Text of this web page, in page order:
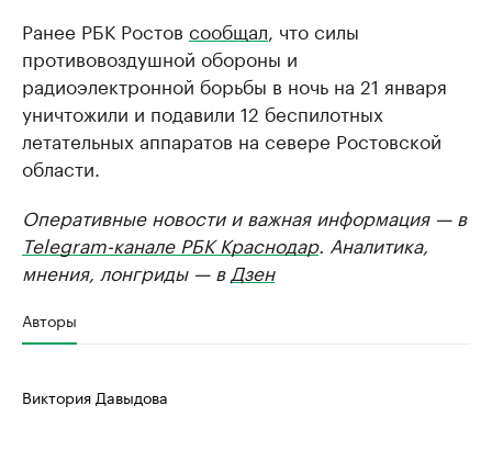
Ранее РБК Ростов сообщал , что силы
противовоздушной обороны и
радиоэлектронной борьбы в ночь на 21 января
уничтожили и подавили 12 беспилотных
летательных аппаратов на севере Ростовской
области.
Оперативные новости и важная информация — в
Telegram-канале РБК Краснодар. Аналитика,
мнения, лонгриды — в Дзен
Авторы
Виктория Давыдова